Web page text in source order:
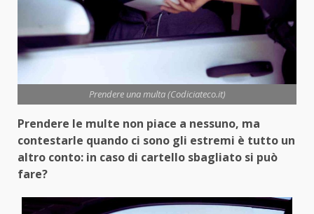
Prendere una multa (Codiciateco.it)
Prendere le multe non piace a nessuno, ma
contestarle quando ci sono gli estremi è tutto un
altro conto: in caso di cartello sbagliato si può
fare?